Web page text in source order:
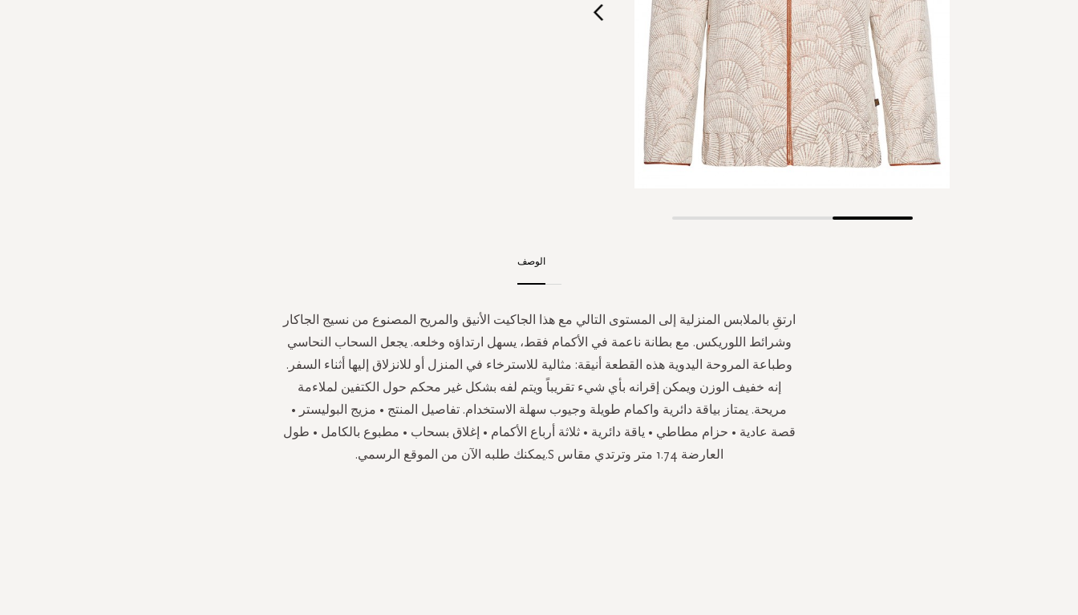
الوصف
ارتقِ بالملابس المنزلية إلى المستوى التالي مع هذا الجاكيت الأنيق والمريح المصنوع من نسيج الجاكار
وشرائط اللوريكس. مع بطانة ناعمة في الأكمام فقط، يسهل ارتداؤه وخلعه. يجعل السحاب النحاسي
وطباعة المروحة اليدوية هذه القطعة أنيقة: مثالية للاسترخاء في المنزل أو للانزلاق إليها أثناء السفر.
إنه خفيف الوزن ويمكن إقرانه بأي شيء تقريباً ويتم لفه بشكل غير محكم حول الكتفين لملاءمة
مريحة. يمتاز بياقة دائرية واكمام طويلة وجيوب سهلة الاستخدام. تفاصيل المنتج • مزيج البوليستر •
قصة عادية • حزام مطاطي • ياقة دائرية • ثلاثة أرباع الأكمام • إغلاق بسحاب • مطبوع بالكامل • طول
العارضة 1.74 متر وترتدي مقاس S.يمكنك طلبه الآن من الموقع الرسمي.